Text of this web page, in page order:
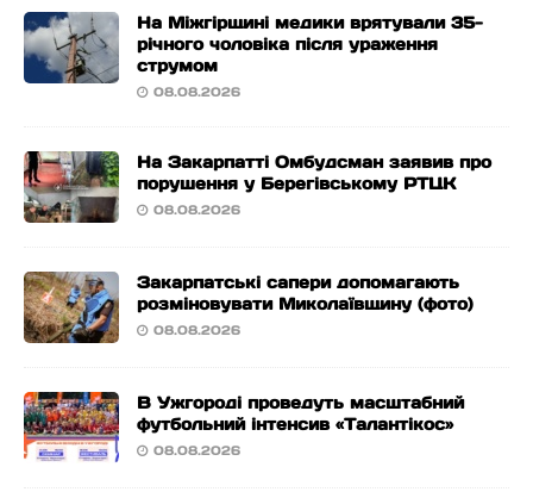
На Міжгірщині медики врятували 35-
річного чоловіка після ураження
струмом
08.08.2026
На Закарпатті Омбудсман заявив про
порушення у Берегівському РТЦК
08.08.2026
Закарпатські сапери допомагають
розміновувати Миколаївщину (фото)
08.08.2026
В Ужгороді проведуть масштабний
футбольний інтенсив «Талантікос»
08.08.2026